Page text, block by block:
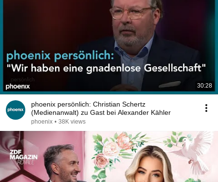
30:28
phoenix persönlich: Christian Schertz
(Medienanwalt) zu Gast bei Alexander Kähler
phoenix • 38K views